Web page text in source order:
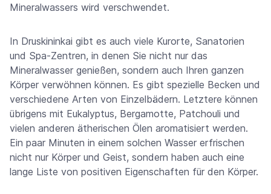
Mineralwassers wird verschwendet.
In Druskininkai gibt es auch viele Kurorte, Sanatorien
und Spa-Zentren, in denen Sie nicht nur das
Mineralwasser genießen, sondern auch Ihren ganzen
Körper verwöhnen können. Es gibt spezielle Becken und
verschiedene Arten von Einzelbädern. Letztere können
übrigens mit Eukalyptus, Bergamotte, Patchouli und
vielen anderen ätherischen Ölen aromatisiert werden.
Ein paar Minuten in einem solchen Wasser erfrischen
nicht nur Körper und Geist, sondern haben auch eine
lange Liste von positiven Eigenschaften für den Körper.